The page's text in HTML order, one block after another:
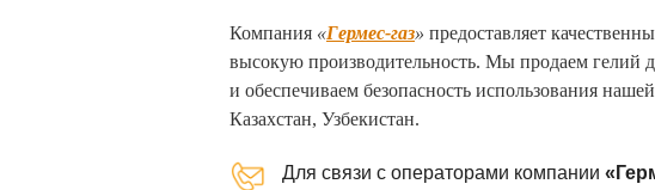
Компания «Гермес-газ» предоставляет
высокую производительность. Мы продаем гелий
и обеспечиваем безопасность использования
Казахстан, Узбекистан.
Для связи с операторами компании